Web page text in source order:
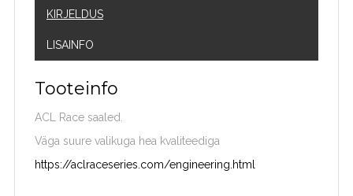
KIRJELDUS
LISAINFO
Tooteinfo
ACL Race saaled.
Väga suure valikuga hea kvaliteediga
https://aclraceseries.com/engineering.html